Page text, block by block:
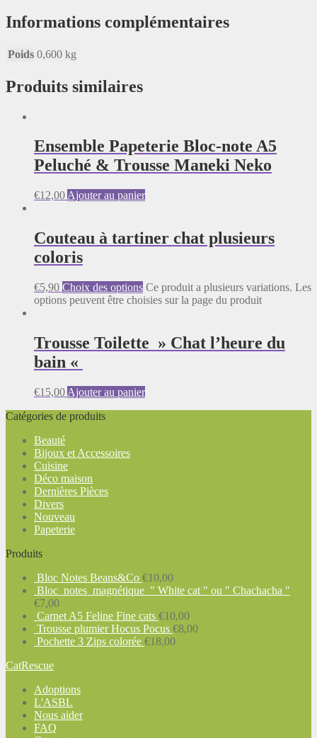
Informations complémentaires
Poids 0,600 kg
Produits similaires
Ensemble Papeterie Bloc-note A5
Peluché & Trousse Maneki Neko
€12,00 Ajouter au panier
Couteau à tartiner chat plusieurs
coloris
€5,90 Choix des options Ce produit a plusieurs variations. Les
options peuvent être choisies sur la page du produit
Trousse Toilette » Chat l’heure du
bain «
€15,00 Ajouter au panier
Catégories de produits
Beauté
Bijoux et Accessoires
Cuisine
Déco maison
Dernières Pièces
Divers
Nouveau
Papeterie
Produits
Bloc Notes Beans&Co €10,00
Bloc notes magnétique " White cat " ou " Chachacha "
€7,00
Carnet A5 Feline Fine cats €10,00
Trousse plumier Hocus Pocus €8,00
Pochette 3 Zips colorée €18,00
CatRescue
Adoptions
L'ASBL
Nous aider
FAQ